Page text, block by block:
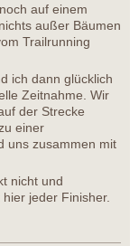
auf einem
außer Bäumen
Trailrunning
ich dann glücklich
Zeitnahme. Wir
der Strecke
einer
uns zusammen mit
nicht und
jeder Finisher.